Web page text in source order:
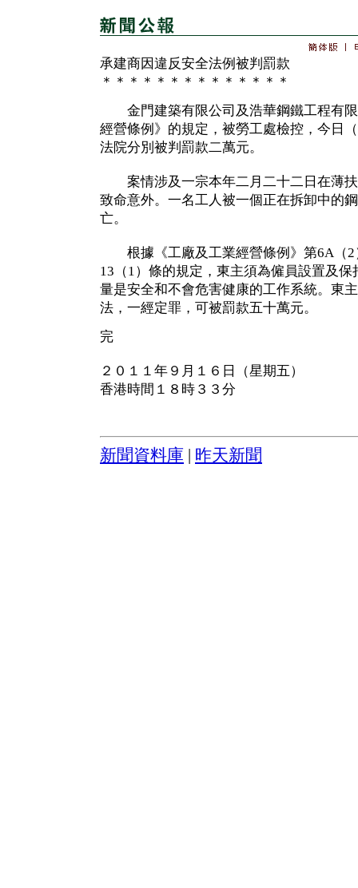
承建商因違反安全法例被判罰款
＊＊＊＊＊＊＊＊＊＊＊＊＊＊
金門建築有限公司及浩華鋼鐵工程有限
經營條例》的規定，被勞工處檢控，今日
法院分別被判罰款二萬元。
案情涉及一宗本年二月二十二日在薄扶
致命意外。一名工人被一個正在拆卸中的
亡。
根據《工廠及工業經營條例》第6A（2
13（1）條的規定，東主須為僱員設置及
量是安全和不會危害健康的工作系統。東
法，一經定罪，可被罰款五十萬元。
完
２０１１年９月１６日（星期五）
香港時間１８時３３分
新聞資料庫 昨天新聞